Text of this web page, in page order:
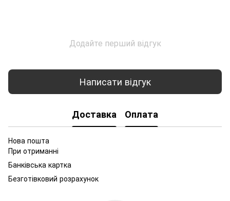
Додайте перший відгук
Написати відгук
Доставка Оплата
Нова пошта
При отриманні
Банківська картка
Безготівковий розрахунок